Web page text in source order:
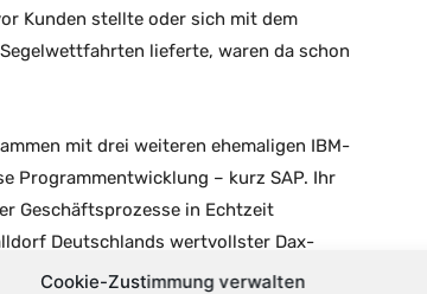
Cookie-Zustimmung verwalten
Kunden stellte oder sich mit dem
lieferte, waren da schon
mit drei weiteren ehemaligen IBM-
Programmentwicklung – kurz SAP. Ihr
Geschäftsprozesse in Echtzeit
Deutschlands wertvollster Dax-
Plattner einmal beruflich als